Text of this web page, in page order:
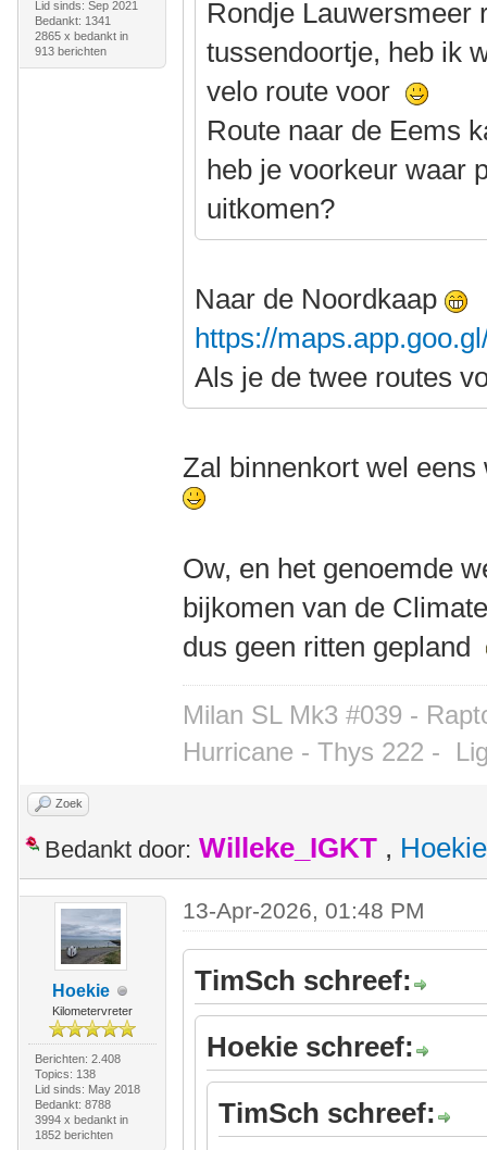
Lid sinds: Sep 2021
Bedankt: 1341
2865 x bedankt in
913 berichten
Rondje Lauwersmeer
tussendoortje, heb ik
velo route voor
Route naar de Eems
heb je voorkeur waar
uitkomen?
Naar de Noordkaap
https://
Als je de twee routes
Zal binnenkort wel
Ow, en het genoemde
bijkomen van de
dus geen ritten gepland
Milan SL Mk3 #039 -
Hurricane - Thys 222 -
Zoek
Bedankt door: Willeke_IGKT , Hoekie
Hoekie
Kilometervreter
Berichten: 2.408
Topics: 138
Lid sinds: May 2018
Bedankt: 8788
3994 x bedankt in
1852 berichten
13-Apr-2026, 01:48 PM
TimSch schreef:
Hoekie schreef:
TimSch schreef: